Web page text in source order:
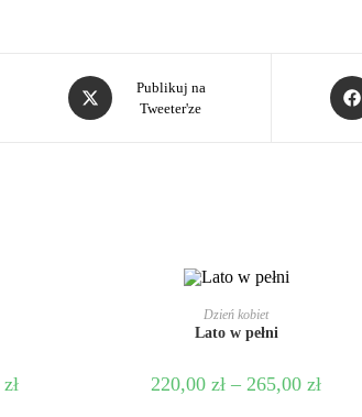
Publikuj na
Tweeter'ze
zł
WYBIERZ OPCJE
Dzień kobiet
Lato w pełni
220,00 zł – 265,00 zł